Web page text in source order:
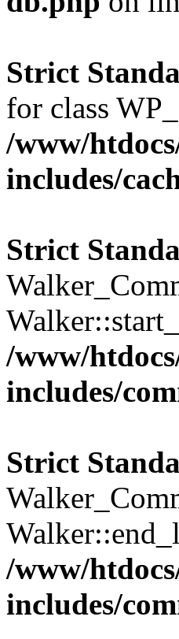
Strict
for class
/www/
includes/
Strict
/www/
includes/
Strict
/www/
includes/